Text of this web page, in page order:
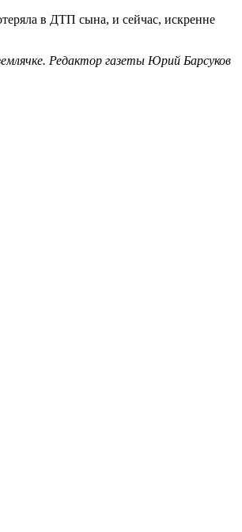
в ДТП сына, и сейчас, искренне
Редактор газеты Юрий Барсуков